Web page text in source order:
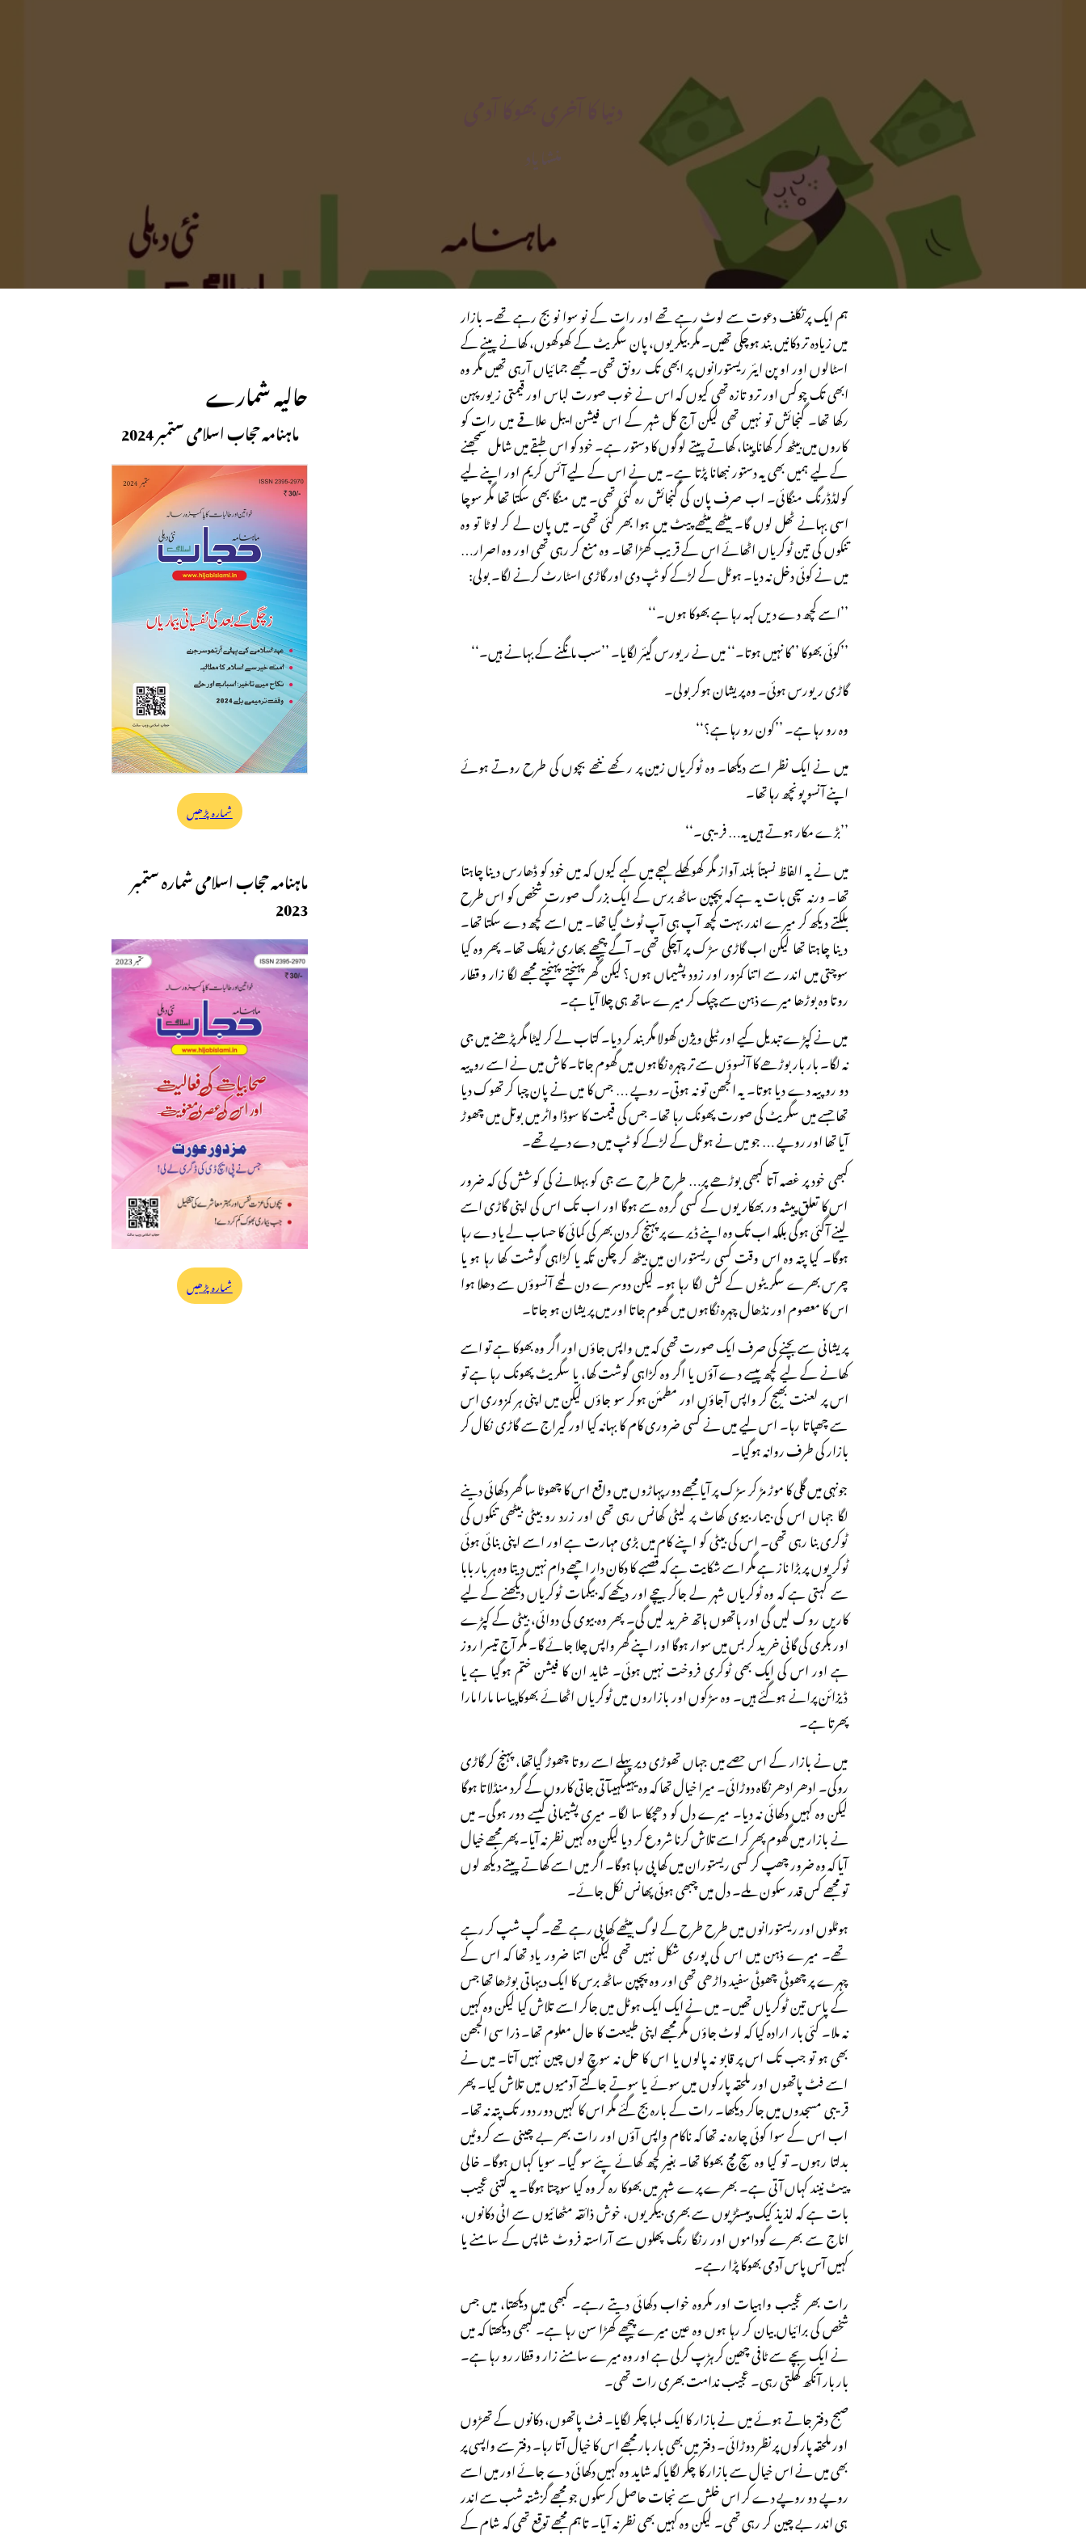
منشا یاد
ہم ایک پرتکلف دعوت سے لوٹ رہے تھے اور رات کے نو سوا نو بج رہے تھے۔ بازار
میں زیادہ تر دکانیں بند ہوچکی تھیں۔ مگر بیکریوں، پان سگریٹ کے کھوکھوں، کھانے پینے کے
اسٹالوں اور اوپن ایئر ریستورانوں پر ابھی تک رونق تھی۔ مجھے جمائیاں آرہی تھیں مگر وہ
ابھی تک چوکس اور ترو تازہ تھی کیوں کہ اس نے خوب صورت لباس اور قیمتی زیور پہن
رکھا تھا۔ گنجائش تو نہیں تھی لیکن آج کل شہر کے اس فیشن ایبل علاقے میں رات کو
کاروں میں بیٹھ کر کھانا پینا، کھاتے پیتے لوگوں کا دستور ہے۔ خود کو اس طبقے میں شامل سمجھنے
کے لیے ہمیں بھی یہ دستور نبھانا پڑتا ہے۔ میں نے اس کے لیے آئس کریم اور اپنے لیے
کولڈڈرنگ منگائی۔ اب صرف پان کی گنجائش رہ گئی تھی۔ میں منگا بھی سکتا تھا مگر سوچا
اسی بہانے ٹھل لوں گا۔ بیٹھے بیٹھے پیٹ میں ہوا بھر گئی تھی۔ میں پان لے کر لوٹا تو وہ
تنکوں کی تین ٹوکریاں اٹھائے اس کے قریب کھڑا تھا۔ وہ منع کر رہی تھی اور وہ اصرار…
میں نے کوئی دخل نہ دیا۔ ہوٹل کے لڑکے کو ٹپ دی اور گاڑی اسٹارٹ کرنے لگا۔ بولی:
’’اسے کچھ دے دیں کہہ رہا ہے بھوکا ہوں۔‘‘
’’کوئی بھوکا ’’کا نہیں ہوتا۔‘‘ میں نے ریورس گیئر لگایا۔ ’’سب مانگنے کے بہانے ہیں۔‘‘
گاڑی ریورس ہوئی۔ وہ پریشان ہوکر بولی۔
وہ رو رہا ہے۔ ’’کون رو رہا ہے؟‘‘
میں نے ایک نظر اسے دیکھا۔ وہ ٹوکریاں زمین پر رکھے ننھے بچوں کی طرح روتے ہوئے
اپنے آنسو پونچھ رہا تھا۔
’’بڑے مکار ہوتے ہیں یہ… فریبی۔‘‘
میں نے یہ الفاظ نسبتاً بلند آواز مگر کھوکھلے لہجے میں کہے کیوں کہ میں خود کو ڈھارس دینا چاہتا
تھا۔ ورنہ سچی بات یہ ہے کہ پچپن ساٹھ برس کے ایک بزرگ صورت شخص کو اس طرح
بلکتے دیکھ کر میرے اندر بہت کچھ آپ ہی آپ ٹوٹ گیا تھا۔ میں اسے کچھ دے سکتا تھا۔
دینا چاہتا تھا لیکن اب گاڑی سڑک پر آچکی تھی۔ آگے پیچھے بھاری ٹریفک تھا۔ پھر وہ کیا
سوچتی میں اندر سے اتنا کمزور اور زود پشیماں ہوں؟ لیکن گھر پہنچتے پہنچتے مجھے لگا زار و قطار
روتا وہ بوڑھا میرے ذہن سے چپک کر میرے ساتھ ہی چلا آیا ہے۔
میں نے کپڑے تبدیل کیے اور ٹیلی ویژن کھولا مگر بند کر دیا۔ کتاب لے کر لیٹا مگر پڑھنے میں جی
نہ لگا۔ بار بار بوڑھے کا آنسوؤں سے تر چہرہ نگاہوں میں گھوم جاتا۔ کاش میں نے اسے روپیہ
دو روپیہ دے دیا ہوتا۔ یہ الجھن تو نہ ہوتی۔ روپے … جس کا میں نے پان چبا کر تھوک دیا
تھا جسے میں سگریٹ کی صورت پھونک رہا تھا۔ جس کی قیمت کا سوڈا واٹر میں بوتل میں چھوڑ
آیا تھا اور روپے … جو میں نے ہوٹل کے لڑکے کو ٹپ میں دے دیے تھے۔
کبھی خود پر غصہ آتا کبھی بوڑھے پر… طرح طرح سے جی کو بہلانے کی کوشش کی کہ ضرور
اس کا تعلق پیشہ ور بھکاریوں کے کسی گروہ سے ہوگا اور اب تک اس کی اپنی گاڑی اسے
لینے آگئی ہوگی بلکہ اب تک وہ اپنے ڈیرے پر پہنچ کر دن بھر کی کمائی کا حساب لے یا دے رہا
ہوگا۔ کیا پتہ وہ اس وقت کسی ریستوران میں بیٹھ کر چکن تکہ یا کڑاہی گوشت کھا رہا ہو یا
چرس بھرے سگریٹوں کے کش لگا رہا ہو۔ لیکن دوسرے دن لمحے آنسوؤں سے دھلا ہوا
اس کا معصوم اور نڈھال چہرہ نگاہوں میں گھوم جاتا اور میں پریشان ہو جاتا۔
پریشانی سے بچنے کی صرف ایک صورت تھی کہ میں واپس جاؤں اور اگر وہ بھوکا ہے تو اسے
کھانے کے لیے کچھ پیسے دے آؤں یا اگر وہ کڑاہی گوشت کھا، یا سگریٹ پھونک رہا ہے تو
اس پر لعنت بھیج کر واپس آجاؤں اور مطمئن ہوکر سو جاؤں لیکن میں اپنی ہر کمزوری اس
سے چھپاتا رہا۔ اس لیے میں نے کسی ضروری کام کا بہانہ کیا اور گیراج سے گاڑی نکال کر
بازار کی طرف روانہ ہوگیا۔
جونہی میں گلی کا موڑ مڑ کر سڑک پر آیا مجھے دور پہاڑوں میں واقع اس کا چھوٹا سا گھر دکھائی دینے
لگا جہاں اس کی بیمار بیوی کھاٹ پر لیٹی کھانس رہی تھی اور زرد رو بیٹی بیٹھی تنکوں کی
ٹوکری بنا رہی تھی۔ اس کی بیٹی کو اپنے کام میں بڑی مہارت ہے اور اسے اپنی بنائی ہوئی
ٹوکریوں پر بڑا ناز ہے مگر اسے شکایت ہے کہ قصبے کا دکان دار اچھے دام نہیں دیتا وہ ہر بار بابا
سے کہتی ہے کہ وہ ٹوکریاں شہر لے جاکر بیچے اور دیکھے کہ بیگمات ٹوکریاں دیکھنے کے لیے
کاریں روک لیں گی اور ہاتھوں ہاتھ خرید لیں گی۔ پھر وہ بیوی کی دوائی، بیٹی کے کپڑے
اور بکری کی گانی خرید کر بس میں سوار ہوگا اور اپنے گھر واپس چلا جائے گا۔ مگر آج تیسرا روز
ہے اور اس کی ایک بھی ٹوکری فروخت نہیں ہوئی۔ شاید ان کا فیشن ختم ہوگیا ہے یا
ڈیزائن پرانے ہوگئے ہیں۔ وہ سڑکوں اور بازاروں میں ٹوکریاں اٹھائے بھوکا پیاسا مارا مارا
پھرتا ہے۔
میں نے بازار کے اس حصے میں جہاں تھوڑی دیر پہلے اسے روتا چھوڑ گیاتھا، پہنچ کر گاڑی
روکی۔ ادھر ادھر نگاہ دوڑائی۔ میرا خیال تھا کہ وہ یہیںکہیںآتی جاتی کاروں کے گرد منڈلاتا ہوگا
لیکن وہ کہیں دکھائی نہ دیا۔ میرے دل کو دھچکا سا لگا۔ میری پشیمانی کیسے دور ہوگی۔ میں
نے بازار میں گھوم پھر کر اسے تلاش کرنا شروع کر دیا لیکن وہ کہیں نظر نہ آیا۔ پھر مجھے خیال
آیا کہ وہ ضرور چھپ کر کسی ریستوران میں کھا پی رہا ہوگا۔ اگر میں اسے کھاتے پیتے دیکھ لوں
تو مجھے کس قدر سکون ملے۔ دل میں چبھی ہوئی پھانس نکل جائے۔
ہوٹلوں اور ریستورانوں میں طرح طرح کے لوگ بیٹھے کھا پی رہے تھے۔ گپ شپ کر رہے
تھے۔ میرے ذہن میں اس کی پوری شکل نہیں تھی لیکن اتنا ضرور یاد تھا کہ اس کے
چہرے پر چھوٹی چھوٹی سفید داڑھی تھی اور وہ پچپن ساٹھ برس کا ایک دیہاتی بوڑھا تھا جس
کے پاس تین ٹوکریاں تھیں۔ میں نے ایک ایک ہوٹل میں جاکر اسے تلاش کیا لیکن وہ کہیں
نہ ملا۔ کئی بار ارادہ کیا کہ لوٹ جاؤں مگر مجھے اپنی طبیعت کا حال معلوم تھا۔ ذرا سی الجھن
بھی ہو تو جب تک اس پر قابو نہ پالوں یا اس کا حل نہ سوچ لوں چین نہیں آتا۔ میں نے
اسے فٹ پاتھوں اور ملحقہ پارکوں میں سوئے یا سوتے جاگتے آدمیوں میں تلاش کیا۔ پھر
قریبی مسجدوں میں جاکر دیکھا۔ رات کے بارہ بج گئے مگر اس کا کہیں دور دور تک پتہ نہ تھا۔
اب اس کے سوا کوئی چارہ نہ تھا کہ ناکام واپس آؤں اور رات بھر بے چینی سے کروٹیں
بدلتا رہوں۔ تو کیا وہ سچ مچ بھوکا تھا۔ بغیر کچھ کھائے پئے سو گیا۔ سویا کہاں ہوگا۔ خالی
پیٹ نیند کہاں آتی ہے۔ بھرے پرے شہر میں بھوکا رہ کر وہ کیا سوچتا ہوگا۔ یہ کتنی عجیب
بات ہے کہ لذیذ کیک پیسٹڑیوں سے بھری بیکریوں، خوش ذائقہ مٹھائیوں سے اٹی دکانوں،
اناج سے بھرے گوداموں اور رنگا رنگ پھلوں سے آراستہ فروٹ شاپس کے سامنے یا
کہیں آس پاس آدمی بھوکا پڑا رہے۔
رات بھر عجیب واہیات اور مکروہ خواب دکھائی دیتے رہے۔ کبھی میں دیکھتا، میں جس
شخص کی برائیاں بیان کر رہا ہوں وہ عین میرے پیچھے کھڑا سن رہا ہے۔ کبھی دیکھتا کہ میں
نے ایک بچے سے ٹافی چھین کر ہڑپ کرلی ہے اور وہ میرے سامنے زار و قطار رو رہا ہے۔
بار بار آنکھ کھلتی رہی۔ عجیب ندامت بھری رات تھی۔
صبح دفتر جاتے ہوئے میں نے بازار کا ایک لمبا چکر لگایا۔ فٹ پاتھوں، دکانوں کے تھڑوں
اور ملحقہ پارکوں پر نظر دوڑائی۔ دفتر میں بھی بار بار مجھے اس کا خیال آتا رہا۔ دفتر سے واپسی پر
بھی میں نے اس خیال سے بازار کا چکر لگایا کہ شاید وہ کہیں دکھائی دے جائے اور میں اسے
روپے دو روپے دے کر اس خلش سے نجات حاصل کرسکوں جو مجھے گزشتہ شب سے اندر
ہی اندر بے چین کر رہی تھی۔ لیکن وہ کہیں بھی نظر نہ آیا۔ تاہم مجھے توقع تھی کہ شام کے
حالیہ شمارے
ماہنامہ حجاب اسلامی ستمبر 2024
شمارہ پڑھیں
ماہنامہ حجاب اسلامی شمارہ ستمبر
2023
شمارہ پڑھیں